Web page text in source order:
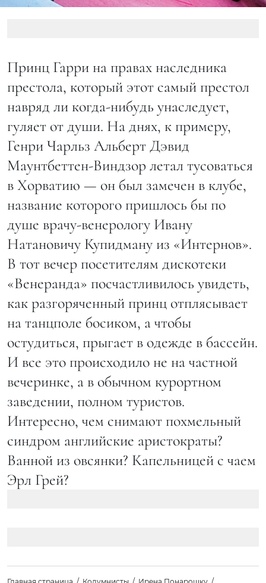
Принц Гарри на правах наследника
престола, который этот самый престол
навряд ли когда-нибудь унаследует,
гуляет от души. На днях, к примеру,
Генри Чарльз Альберт Дэвид
Маунтбеттен-Виндзор летал тусоваться
в Хорватию — он был замечен в клубе,
название которого пришлось бы по
душе врачу-венерологу Ивану
Натановичу Купидману из «Интернов».
В тот вечер посетителям дискотеки
«Венеранда» посчастливилось увидеть,
как разгоряченный принц отплясывает
на танцполе босиком, а чтобы
остудиться, прыгает в одежде в бассейн.
И все это происходило не на частной
вечеринке, а в обычном курортном
заведении, полном туристов.
Интересно, чем снимают похмельный
синдром английские аристократы?
Ванной из овсянки? Капельницей с чаем
Эрл Грей?